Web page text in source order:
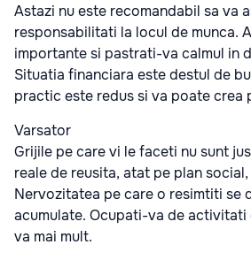
Astazi nu este recomandabil sa va
responsabilitati la locul de munca.
importante si pastrati-va calmul in
Situatia financiara este destul de
practic este redus si va poate crea
Varsator
Grijile pe care vi le faceti nu sunt
reale de reusita, atat pe plan
Nervozitatea pe care o resimtiti se
acumulate. Ocupati-va de
va mai mult.